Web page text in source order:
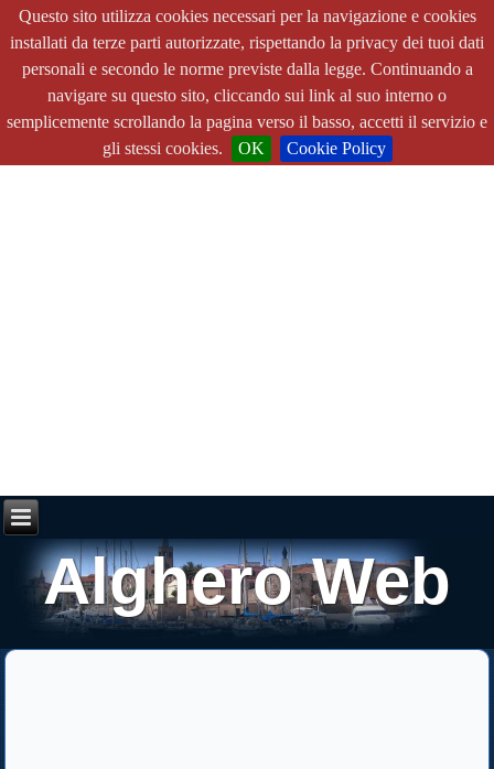
Questo sito utilizza cookies necessari per la navigazione e cookies
installati da terze parti autorizzate, rispettando la privacy dei tuoi dati
personali e secondo le norme previste dalla legge. Continuando a
navigare su questo sito, cliccando sui link al suo interno o
semplicemente scrollando la pagina verso il basso, accetti il servizio e
gli stessi cookies.
OK Cookie Policy
Alghero Web